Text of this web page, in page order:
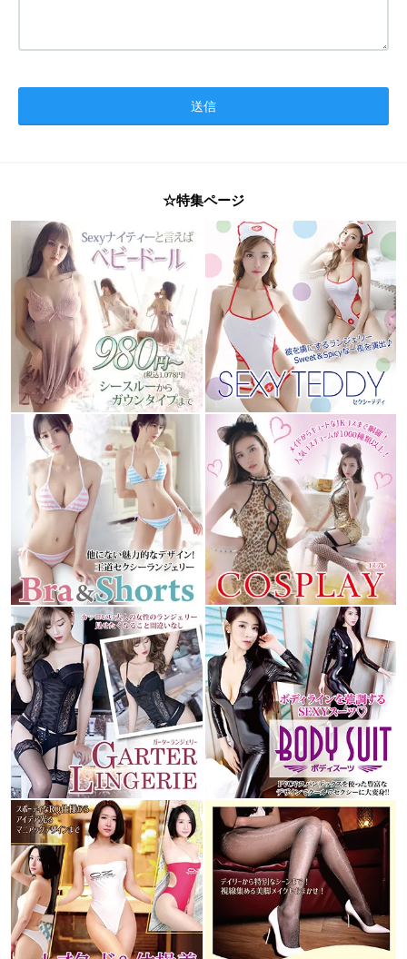
☆特集ページ